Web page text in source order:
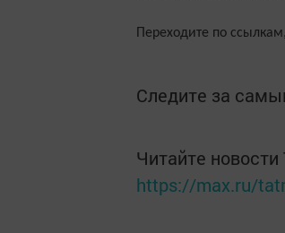
Переходите по
Следите за
Читайте
https://max.ru/